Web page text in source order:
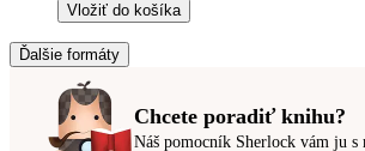
Vložiť do košíka
Ďalšie formáty
Chcete poradiť knihu?
Náš pomocník Sherlock vám ju s